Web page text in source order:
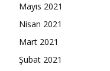
Mayıs 2021
Nisan 2021
Mart 2021
Şubat 2021